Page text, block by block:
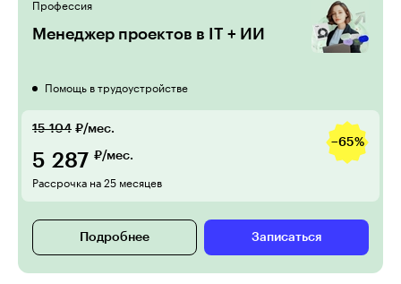
Профессия
Менеджер проектов в IT + ИИ
Помощь в трудоустройстве
15 104 ₽/мес.
−65%
5 287 ₽/мес.
Рассрочка на 25 месяцев
Подробнее Записаться